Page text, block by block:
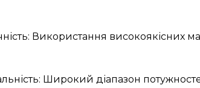
Використання високоякісних
Широкий діапазон